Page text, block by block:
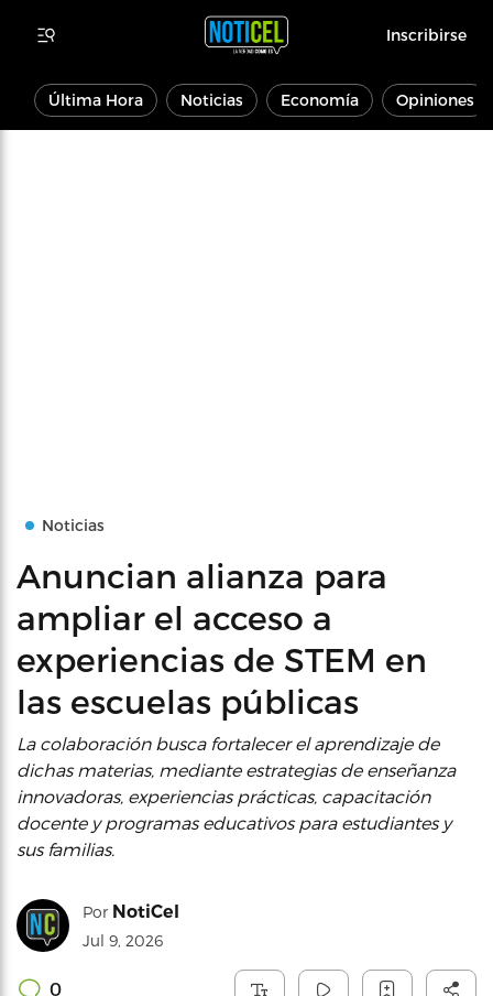
Inscribirse
Última Hora Noticias Economía Opiniones
Noticias
Anuncian alianza para
ampliar el acceso a
experiencias de STEM en
las escuelas públicas
La colaboración busca fortalecer el aprendizaje de
dichas materias, mediante estrategias de enseñanza
innovadoras, experiencias prácticas, capacitación
docente y programas educativos para estudiantes y
sus familias.
Por NotiCel
Jul 9, 2026
0